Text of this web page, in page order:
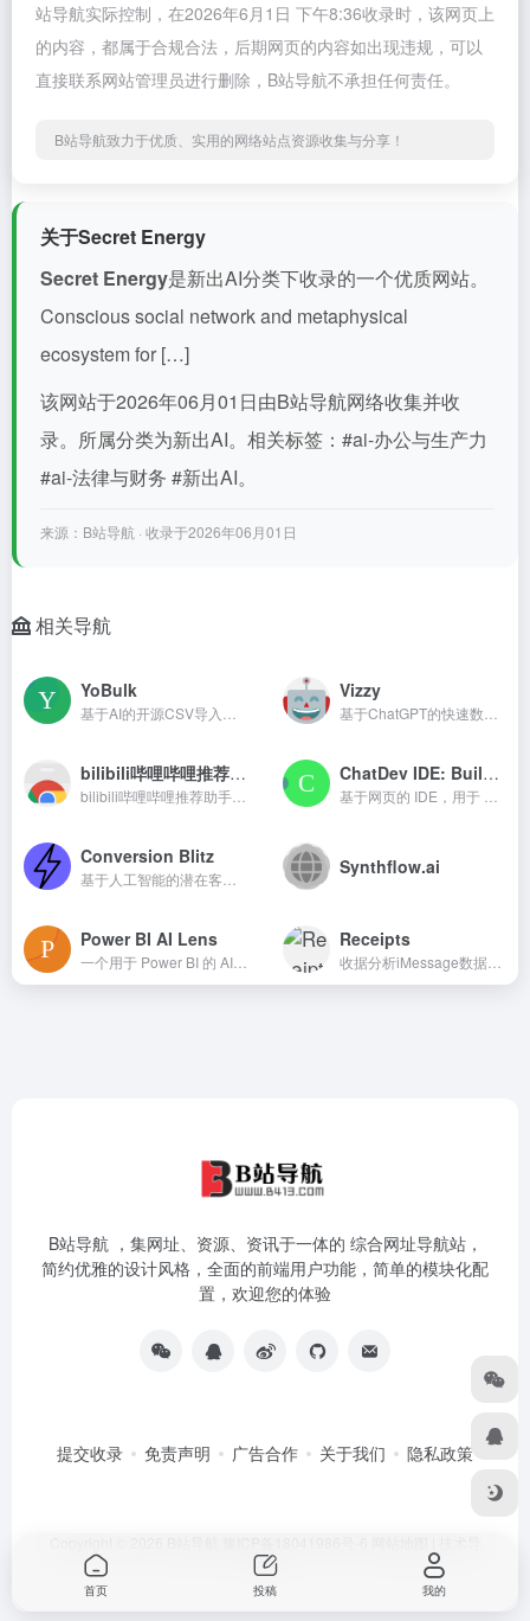
站导航实际控制，在2026年6月1日 下午8:36收录时，该网页上
的内容，都属于合规合法，后期网页的内容如出现违规，可以
直接联系网站管理员进行删除，B站导航不承担任何责任。
B站导航致力于优质、实用的网络站点资源收集与分享！
关于Secret Energy
Secret Energy是新出AI分类下收录的一个优质网站。
Conscious social network and metaphysical
ecosystem for […]
该网站于2026年06月01日由B站导航网络收集并收
录。所属分类为新出AI。相关标签：#ai-办公与生产力
#ai-法律与财务 #新出AI。
来源：B站导航 · 收录于2026年06月01日
相关导航
YoBulk Vizzy
bilibili哔哩哔哩推荐助手 ChatDev IDE: Building your AI Agent
Conversion Blitz Synthflow.ai
Power BI AI Lens Receipts
B站导航 ，集网址、资源、资讯于一体的 综合网址导航站，
简约优雅的设计风格，全面的前端用户功能，简单的模块化配
置，欢迎您的体验
提交收录 免责声明 广告合作 关于我们 隐私政策
航
首页 投稿 我的